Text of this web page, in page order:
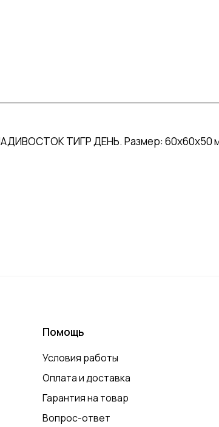
ТИГР ДЕНЬ. Размер: 60х60х50
Помощь
Условия работы
Оплата и доставка
Гарантия на товар
Вопрос-ответ